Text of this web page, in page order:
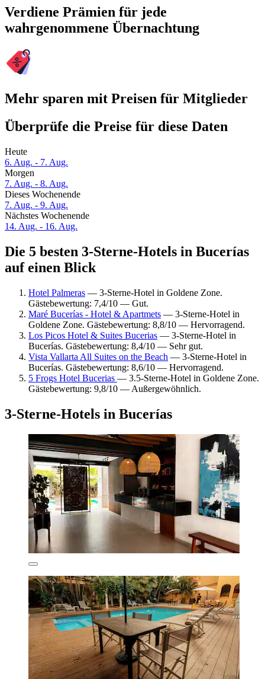
Verdiene Prämien für jede
wahrgenommene Übernachtung
Mehr sparen mit Preisen für Mitglieder
Überprüfe die Preise für diese Daten
Heute
6. Aug. - 7. Aug.
Morgen
7. Aug. - 8. Aug.
Dieses Wochenende
7. Aug. - 9. Aug.
Nächstes Wochenende
14. Aug. - 16. Aug.
Die 5 besten 3-Sterne-Hotels in Bucerías
auf einen Blick
Hotel Palmeras — 3-Sterne-Hotel in Goldene Zone.
Gästebewertung: 7,4/10 — Gut.
Maré Bucerías - Hotel & Apartmets — 3-Sterne-Hotel in
Goldene Zone. Gästebewertung: 8,8/10 — Hervorragend.
Los Picos Hotel & Suites Bucerias — 3-Sterne-Hotel in
Bucerías. Gästebewertung: 8,4/10 — Sehr gut.
Vista Vallarta All Suites on the Beach — 3-Sterne-Hotel in
Bucerías. Gästebewertung: 8,6/10 — Hervorragend.
5 Frogs Hotel Bucerias — 3.5-Sterne-Hotel in Goldene Zone.
Gästebewertung: 9,8/10 — Außergewöhnlich.
3-Sterne-Hotels in Bucerías